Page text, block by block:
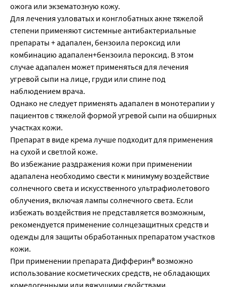
ожога или экзематозную кожу.
Для лечения узловатых и конглобатных акне тяжелой
степени применяют системные антибактериальные
препараты + адапален, бензоила пероксид или
комбинацию адапален+бензоила пероксид. В этом
случае адапален может применяться для лечения
угревой сыпи на лице, груди или спине под
наблюдением врача.
Однако не следует применять адапален в монотерапии у
пациентов с тяжелой формой угревой сыпи на обширных
участках кожи.
Препарат в виде крема лучше подходит для применения
на сухой и светлой коже.
Во избежание раздражения кожи при применении
адапалена необходимо свести к минимуму воздействие
солнечного света и искусственного ультрафиолетового
облучения, включая лампы солнечного света. Если
избежать воздействия не представляется возможным,
рекомендуется применение солнцезащитных средств и
одежды для защиты обработанных препаратом участков
кожи.
При применении препарата Дифферин® возможно
использование косметических средств, не обладающих
комедогенными или вяжущими свойствами.